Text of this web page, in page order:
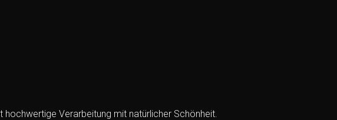
Verarbeitung mit natürlicher Schönheit.